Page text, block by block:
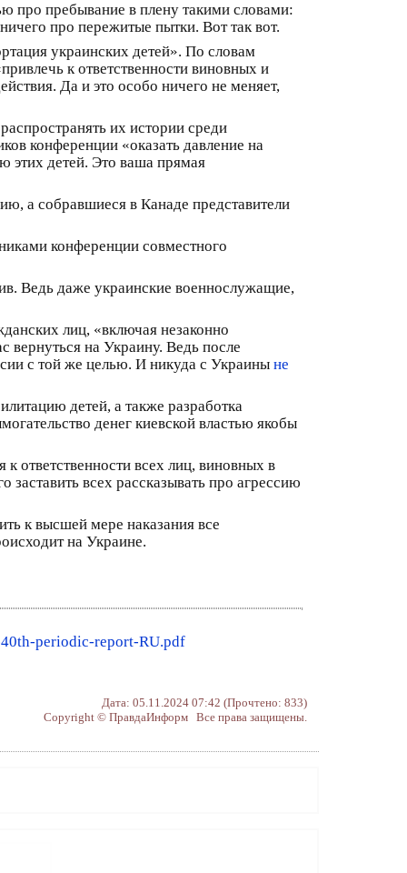
про пребывание в плену такими словами:
про пережитые пытки. Вот так вот.
украинских детей». По словам
к ответственности виновных и
Да и это особо ничего не меняет,
их истории среди
конференции «оказать давление на
этих детей. Это ваша прямая
а собравшиеся в Канаде представители
конференции совместного
Ведь даже украинские военнослужащие,
лиц, «включая незаконно
вернуться на Украину. Ведь после
с той же целью. И никуда с Украины не
детей, а также разработка
денег киевской властью якобы
ответственности всех лиц, виновных в
всех рассказывать про агрессию
к высшей мере наказания все
на Украине.
periodic-report-RU.pdf
Дата: 05.11.2024 07:42 (Прочтено: 833)
Copyright © ПравдаИнформ Все права защищены.